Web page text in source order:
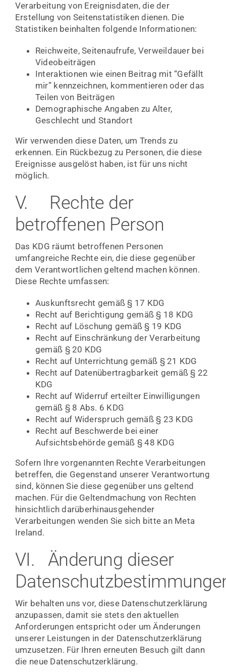
Verarbeitung von Ereignisdaten, die der
Erstellung von Seitenstatistiken dienen. Die
Statistiken beinhalten folgende Informationen:
Reichweite, Seitenaufrufe, Verweildauer bei
Videobeiträgen
Interaktionen wie einen Beitrag mit “Gefällt
mir” kennzeichnen, kommentieren oder das
Teilen von Beiträgen
Demographische Angaben zu Alter,
Geschlecht und Standort
Wir verwenden diese Daten, um Trends zu
erkennen. Ein Rückbezug zu Personen, die diese
Ereignisse ausgelöst haben, ist für uns nicht
möglich.
V. Rechte der
betroffenen Person
Das KDG räumt betroffenen Personen
umfangreiche Rechte ein, die diese gegenüber
dem Verantwortlichen geltend machen können.
Diese Rechte umfassen:
Auskunftsrecht gemäß § 17 KDG
Recht auf Berichtigung gemäß § 18 KDG
Recht auf Löschung gemäß § 19 KDG
Recht auf Einschränkung der Verarbeitung
gemäß § 20 KDG
Recht auf Unterrichtung gemäß § 21 KDG
Recht auf Datenübertragbarkeit gemäß § 22
KDG
Recht auf Widerruf erteilter Einwilligungen
gemäß § 8 Abs. 6 KDG
Recht auf Widerspruch gemäß § 23 KDG
Recht auf Beschwerde bei einer
Aufsichtsbehörde gemäß § 48 KDG
Sofern Ihre vorgenannten Rechte Verarbeitungen
betreffen, die Gegenstand unserer Verantwortung
sind, können Sie diese gegenüber uns geltend
machen. Für die Geltendmachung von Rechten
hinsichtlich darüberhinausgehender
Verarbeitungen wenden Sie sich bitte an Meta
Ireland.
VI. Änderung dieser
Wir behalten uns vor, diese Datenschutzerklärung
anzupassen, damit sie stets den aktuellen
Anforderungen entspricht oder um Änderungen
unserer Leistungen in der Datenschutzerklärung
umzusetzen. Für Ihren erneuten Besuch gilt dann
die neue Datenschutzerklärung.